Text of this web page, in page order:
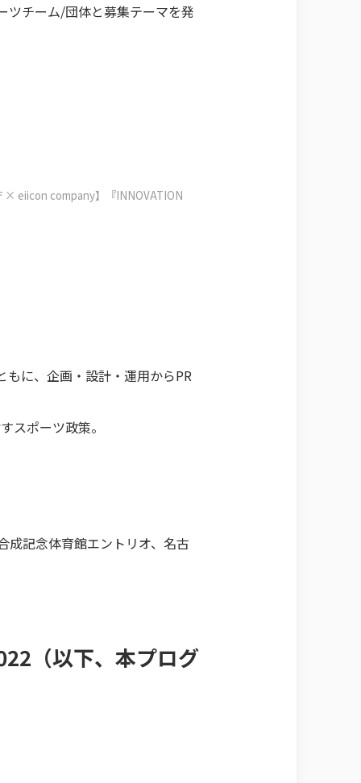
ツチーム/団体と募集テーマを発
× eiicon company】『INNOVATION
に、企画・設計・運用からPR
スポーツ政策。
成記念体育館エントリオ、名古
（以下、本プログ